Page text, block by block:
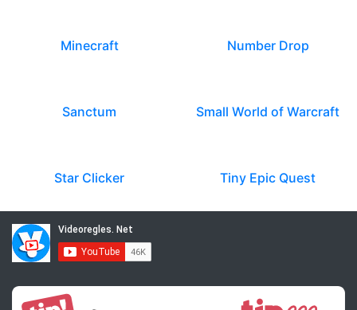
Minecraft Number Drop
Sanctum Small World of Warcraft
Star Clicker Tiny Epic Quest